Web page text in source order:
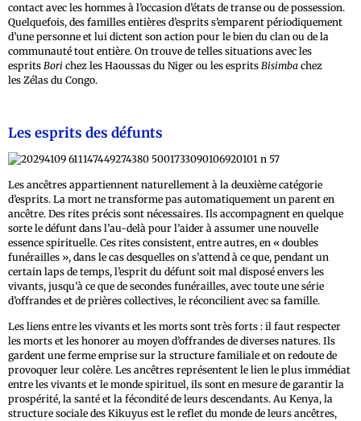
contact avec les hommes à l’occasion d’états de transe ou de possession.
Quelquefois, des familles entières d’esprits s’emparent périodiquement
d’une personne et lui dictent son action pour le bien du clan ou de la
communauté tout entière. On trouve de telles situations avec les
esprits Bori chez les Haoussas du Niger ou les esprits Bisimba chez
les Zélas du Congo.
Les esprits des défunts
Les ancêtres appartiennent naturellement à la deuxième catégorie
d’esprits. La mort ne transforme pas automatiquement un parent en
ancêtre. Des rites précis sont nécessaires. Ils accompagnent en quelque
sorte le défunt dans l’au-delà pour l’aider à assumer une nouvelle
essence spirituelle. Ces rites consistent, entre autres, en « doubles
funérailles », dans le cas desquelles on s’attend à ce que, pendant un
certain laps de temps, l’esprit du défunt soit mal disposé envers les
vivants, jusqu’à ce que de secondes funérailles, avec toute une série
d’offrandes et de prières collectives, le réconcilient avec sa famille.
Les liens entre les vivants et les morts sont très forts : il faut respecter
les morts et les honorer au moyen d’offrandes de diverses natures. Ils
gardent une ferme emprise sur la structure familiale et on redoute de
provoquer leur colère. Les ancêtres représentent le lien le plus immédiat
entre les vivants et le monde spirituel, ils sont en mesure de garantir la
prospérité, la santé et la fécondité de leurs descendants. Au Kenya, la
structure sociale des Kikuyus est le reflet du monde de leurs ancêtres,